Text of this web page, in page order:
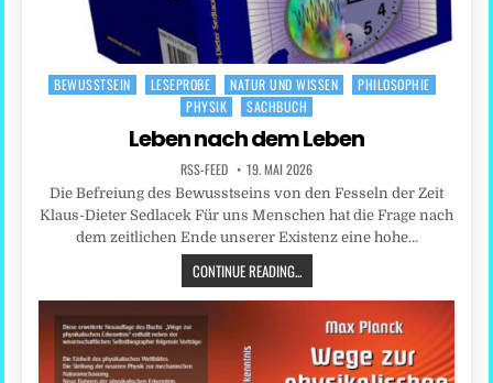
Posted
BEWUSSTSEIN LESEPROBE NATUR UND WISSEN
PHILOSOPHIE
PHYSIK
SACHBUCH
Leben nach dem Leben
RSS-FEED 19. MAI 2026
Die Befreiung des Bewusstseins von den Fesseln der Zeit
Klaus-Dieter Sedlacek Für uns Menschen hat die Frage nach
dem zeitlichen Ende unserer Existenz eine hohe…
CONTINUE READING...